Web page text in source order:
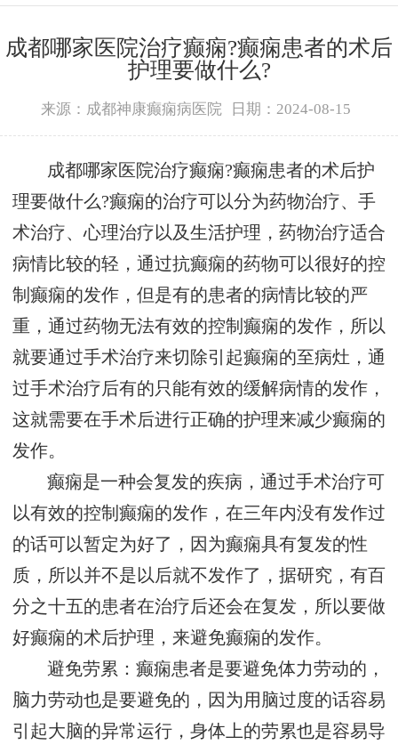
成都哪家医院治疗癫痫?癫痫患者的术后
护理要做什么?
来源：成都神康癫痫病医院 日期：2024-08-15
成都哪家医院治疗癫痫?癫痫患者的术后护
理要做什么?癫痫的治疗可以分为药物治疗、手
术治疗、心理治疗以及生活护理，药物治疗适合
病情比较的轻，通过抗癫痫的药物可以很好的控
制癫痫的发作，但是有的患者的病情比较的严
重，通过药物无法有效的控制癫痫的发作，所以
就要通过手术治疗来切除引起癫痫的至病灶，通
过手术治疗后有的只能有效的缓解病情的发作，
这就需要在手术后进行正确的护理来减少癫痫的
发作。
癫痫是一种会复发的疾病，通过手术治疗可
以有效的控制癫痫的发作，在三年内没有发作过
的话可以暂定为好了，因为癫痫具有复发的性
质，所以并不是以后就不发作了，据研究，有百
分之十五的患者在治疗后还会在复发，所以要做
好癫痫的术后护理，来避免癫痫的发作。
避免劳累：癫痫患者是要避免体力劳动的，
脑力劳动也是要避免的，因为用脑过度的话容易
引起大脑的异常运行，身体上的劳累也是容易导